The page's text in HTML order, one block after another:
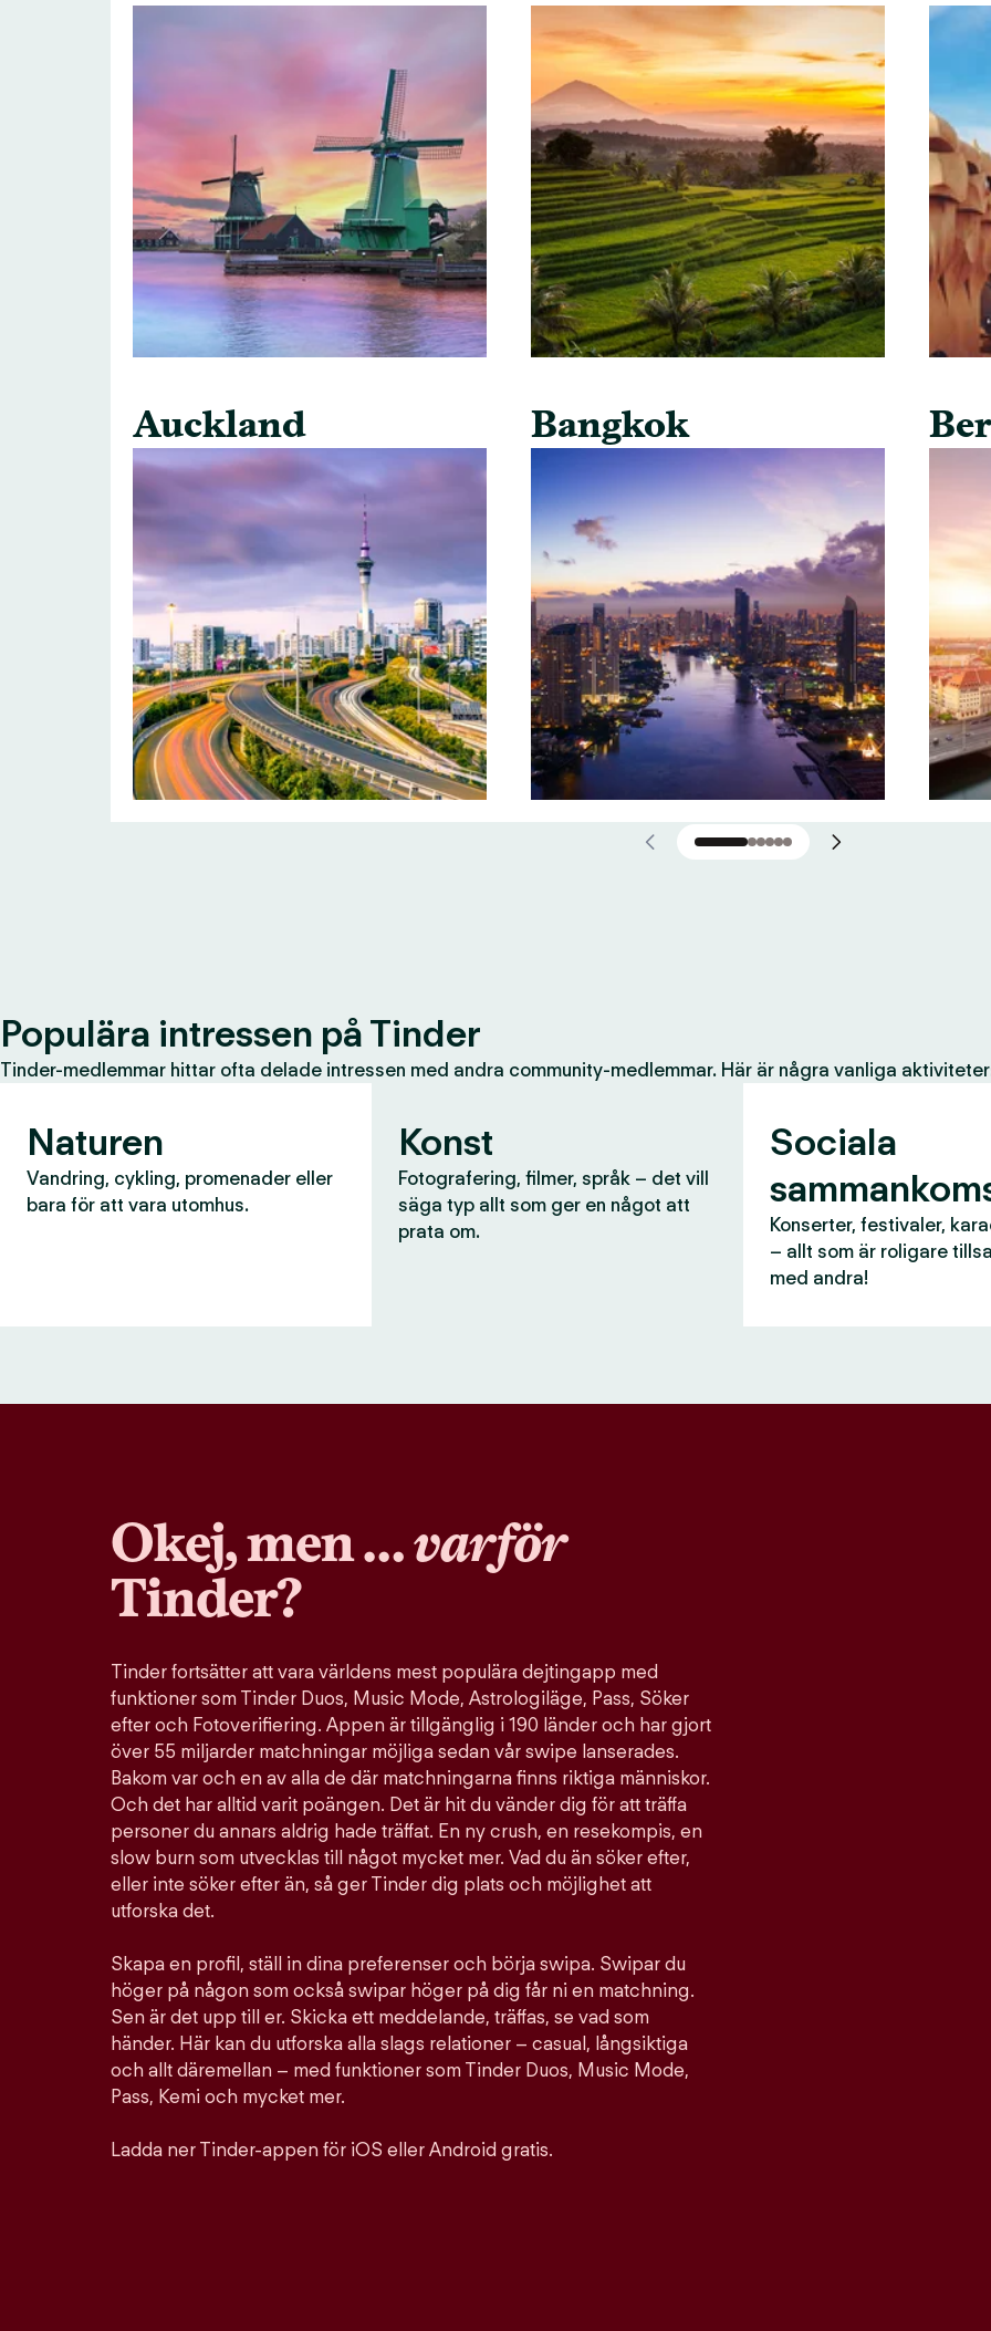
Auckland Bangkok
Populära intressen på Tinder
Tinder-medlemmar hittar ofta delade intressen med andra community-medlemmar. Här är några vanliga
Naturen
Vandring, cykling, promenader eller
bara för att vara utomhus.
Konst
Fotografering, filmer, språk – det vill
säga typ allt som ger en något att
prata om.
Sociala
Konserter, festivaler,
– allt som är roligare
med andra!
Okej, men …varför
Tinder?
Tinder fortsätter att vara världens mest populära dejtingapp med
funktioner som Tinder Duos, Music Mode, Astrologiläge, Pass, Söker
efter och Fotoverifiering. Appen är tillgänglig i 190 länder och har gjort
över 55 miljarder matchningar möjliga sedan vår swipe lanserades.
Bakom var och en av alla de där matchningarna finns riktiga människor.
Och det har alltid varit poängen. Det är hit du vänder dig för att träffa
personer du annars aldrig hade träffat. En ny crush, en resekompis, en
slow burn som utvecklas till något mycket mer. Vad du än söker efter,
eller inte söker efter än, så ger Tinder dig plats och möjlighet att
utforska det.
Skapa en profil, ställ in dina preferenser och börja swipa. Swipar du
höger på någon som också swipar höger på dig får ni en matchning.
Sen är det upp till er. Skicka ett meddelande, träffas, se vad som
händer. Här kan du utforska alla slags relationer – casual, långsiktiga
och allt däremellan – med funktioner som Tinder Duos, Music Mode,
Pass, Kemi och mycket mer.
Ladda ner Tinder-appen för iOS eller Android gratis.